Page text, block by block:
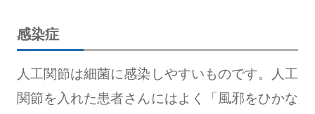
感染症
人工関節は細菌に感染しやすいものです。人工
関節を入れた患者さんにはよく「風邪をひかな